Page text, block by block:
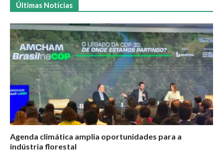
Últimas Notícias
Agenda climática amplia oportunidades para a
indústria florestal